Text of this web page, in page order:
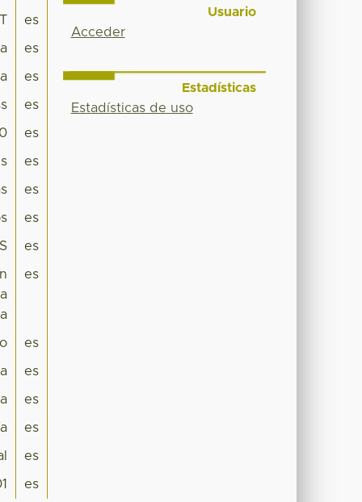
es
es
es
es
es
es
es
es
es
es
es
es
es
es
es
es
Usuario
Acceder
Estadísticas
Estadísticas de uso